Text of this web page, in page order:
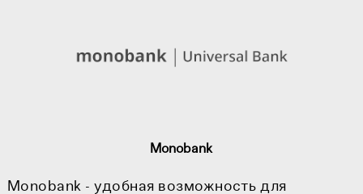
Monobank
Monobank - удобная возможность для